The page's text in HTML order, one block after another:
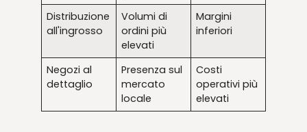
Distribuzione
all'ingrosso
Volumi di
ordini più
elevati
Margini
inferiori
Negozi al
dettaglio
Presenza sul
mercato
locale
Costi
operativi più
elevati